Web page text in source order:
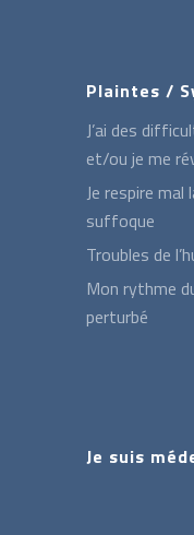
Plaintes /
J’ai des
et/ou je me
Je respire
suffoque
Troubles de
Mon rythme
perturbé
Je suis